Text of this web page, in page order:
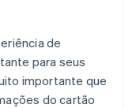
de
para seus
importante que
do cartão